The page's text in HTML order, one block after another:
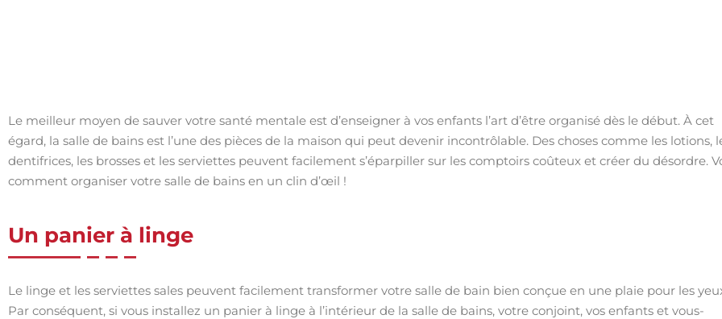
Le meilleur moyen de sauver votre santé mentale est d’enseigner à vos enfants l’art d’être organisé dès le début. À cet
égard, la salle de bains est l’une des pièces de la maison qui peut devenir incontrôlable. Des choses comme les lotions,
dentifrices, les brosses et les serviettes peuvent facilement s’éparpiller sur les comptoirs coûteux et créer du désordre.
comment organiser votre salle de bains en un clin d’œil !
Un panier à linge
Le linge et les serviettes sales peuvent facilement transformer votre salle de bain bien conçue en une plaie pour les
Par conséquent, si vous installez un panier à linge à l’intérieur de la salle de bains, votre conjoint, vos enfants et vous-